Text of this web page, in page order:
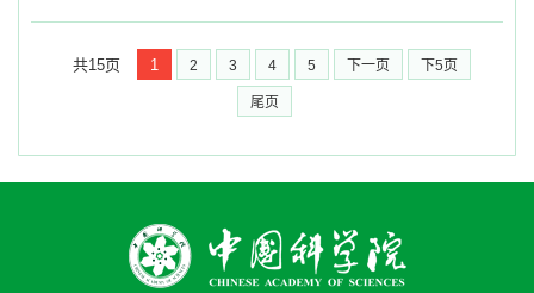
共15页 1 2 3 4 5 下一页 下5页
尾页